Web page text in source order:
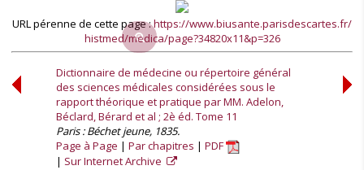
URL pérenne de cette page :https://www.biusante.parisdescartes.fr/
histmed/medica/page?34820x11&p=326
Dictionnaire de médecine ou répertoire général
des sciences médicales considérées sous le
rapport théorique et pratique par MM. Adelon,
Béclard, Bérard et al ; 2è éd. Tome 11
Paris : Béchet jeune, 1835.
Page à Page
Par chapitres
PDF
Sur Internet Archive